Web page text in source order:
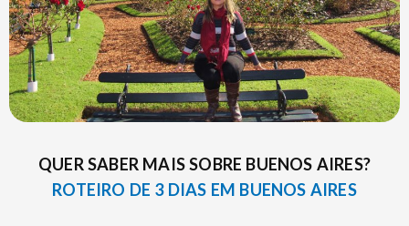
QUER SABER MAIS SOBRE BUENOS AIRES?
ROTEIRO DE 3 DIAS EM BUENOS AIRES